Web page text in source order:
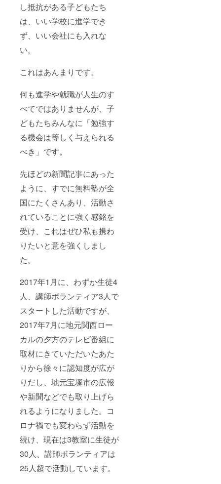
し抵抗がある子どもたち
は、いい学校に進学でき
ず、いい会社にも入れな
い。
これはあんまりです。
何も進学や就職が人生のす
べてではありませんが、子
どもたちみんなに「勉強す
る機会は等しく与えられる
べき」です。
先ほどの新聞記事にあった
ように、すでに無料塾が全
国にたくさんあり、活動さ
れていることに強く感銘を
受け、これはぜひ私も携わ
りたいと意を強くしまし
た。
2017年1月に、わずか生徒4
人、講師ボランティア3人で
スタートした活動ですが、
2017年7月に地元関西ロー
カルの夕方のテレビ番組に
取材にきていただいたあた
りから徐々に認知度が広が
りだし、地元宝塚市の広報
や新聞などでも取り上げら
れるようになりました。コ
ロナ禍でも変わらず活動を
続け、現在は3教室に生徒が
30人、講師ボランティアは
25人超で活動しています。